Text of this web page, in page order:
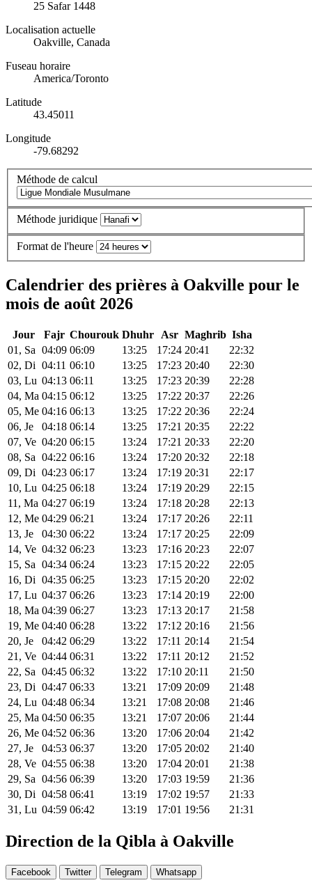
25 Safar 1448
Localisation actuelle
Oakville, Canada
Fuseau horaire
America/Toronto
Latitude
43.45011
Longitude
-79.68292
Méthode de calcul
Méthode juridique
Format de l'heure
Calendrier des prières à Oakville pour le
mois de août 2026
Jour Fajr Chourouk Dhuhr Asr Maghrib Isha
01, Sa 04:09 06:09 13:25 17:24 20:41
22:32
02, Di 04:11 06:10 13:25 17:23 20:40
22:30
03, Lu 04:13 06:11 13:25 17:23 20:39
22:28
04, Ma 04:15 06:12 13:25 17:22 20:37
22:26
05, Me 04:16 06:13 13:25 17:22 20:36
22:24
06, Je
04:18 06:14 13:25 17:21 20:35
22:22
07, Ve 04:20 06:15 13:24 17:21 20:33
22:20
08, Sa 04:22 06:16 13:24 17:20 20:32
22:18
09, Di 04:23 06:17 13:24 17:19 20:31
22:17
10, Lu 04:25 06:18 13:24 17:19 20:29
22:15
11, Ma 04:27 06:19 13:24 17:18 20:28
22:13
12, Me 04:29 06:21 13:24 17:17 20:26
22:11
13, Je
04:30 06:22 13:24 17:17 20:25
22:09
14, Ve 04:32 06:23 13:23 17:16 20:23
22:07
15, Sa 04:34 06:24 13:23 17:15 20:22
22:05
16, Di 04:35 06:25 13:23 17:15 20:20
22:02
17, Lu 04:37 06:26 13:23 17:14 20:19
22:00
18, Ma 04:39 06:27 13:23 17:13 20:17
21:58
19, Me 04:40 06:28 13:22 17:12 20:16
21:56
20, Je
04:42 06:29 13:22 17:11 20:14
21:54
21, Ve 04:44 06:31 13:22 17:11 20:12
21:52
22, Sa 04:45 06:32 13:22 17:10 20:11
21:50
23, Di 04:47 06:33 13:21 17:09 20:09
21:48
24, Lu 04:48 06:34 13:21 17:08 20:08
21:46
25, Ma 04:50 06:35 13:21 17:07 20:06
21:44
26, Me 04:52 06:36 13:20 17:06 20:04
21:42
27, Je
04:53 06:37 13:20 17:05 20:02
21:40
28, Ve 04:55 06:38 13:20 17:04 20:01
21:38
29, Sa 04:56 06:39 13:20 17:03 19:59
21:36
30, Di 04:58 06:41 13:19 17:02 19:57
21:33
31, Lu 04:59 06:42 13:19 17:01 19:56 21:31
Direction de la Qibla à Oakville
Facebook Twitter Telegram Whatsapp